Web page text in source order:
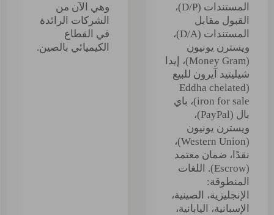
المستندات (D/P)،
القبول مقابل
المستندات (D/A)،
ويسترن يونيون
(Money Gram)، إيدا
شيليتيد آيرون للبيع
(Eddha chelated
iron for sale)، باي
بال (PayPal)،
ويسترن يونيون
(Western Union)،
نقدًا، ضمان معتمد
(Escrow). اللغات
المنطوقة:
الإنجليزية، الصينية،
الإسبانية، اليابانية،
وهي الآن من
الشركات الرائدة
في القطاع
الكيميائي بالصين.